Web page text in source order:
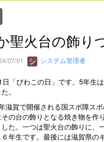
聖火台の飾り
07/01 システム管理者
「びわこの日」です。5年生
。
滋賀で開催される国スポ障ス
の台の飾りとなる焼き物を作
た。一つは聖火台の飾りに、
年生です。最後には滋賀県の